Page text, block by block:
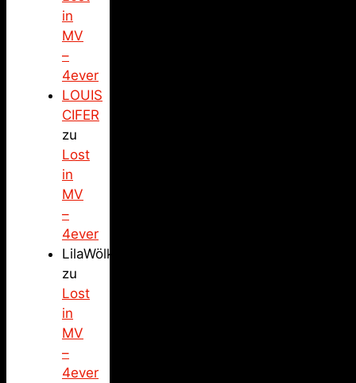
in
MV
–
4ever
LOUIS
CIFER
zu
Lost
in
MV
–
4ever
LilaWölkchen
zu
Lost
in
MV
–
4ever